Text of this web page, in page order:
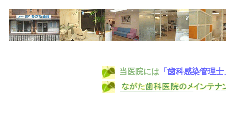
当医院には 「歯科感染管理士